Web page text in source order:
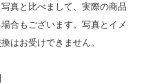
真と比べまして、実際の商品
合もございます。写真とイメ
はお受けできません。